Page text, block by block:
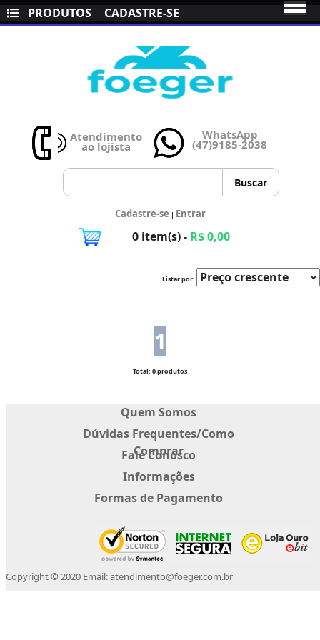
PRODUTOS CADASTRE-SE
Atendimento
ao lojista
WhatsApp
(47)9185-2038
Cadastre-se | Entrar
0 item(s) - R$ 0,00
Listar por:
1
Total: 0 produtos
Quem Somos
Dúvidas Frequentes/Como
Comprar
Fale Conosco
Informações
Formas de Pagamento
Copyright © 2020 Email: atendimento@foeger.com.br